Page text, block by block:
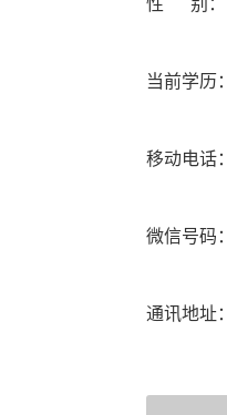
性 别：
当前学历：
移动电话：
微信号码：
通讯地址：